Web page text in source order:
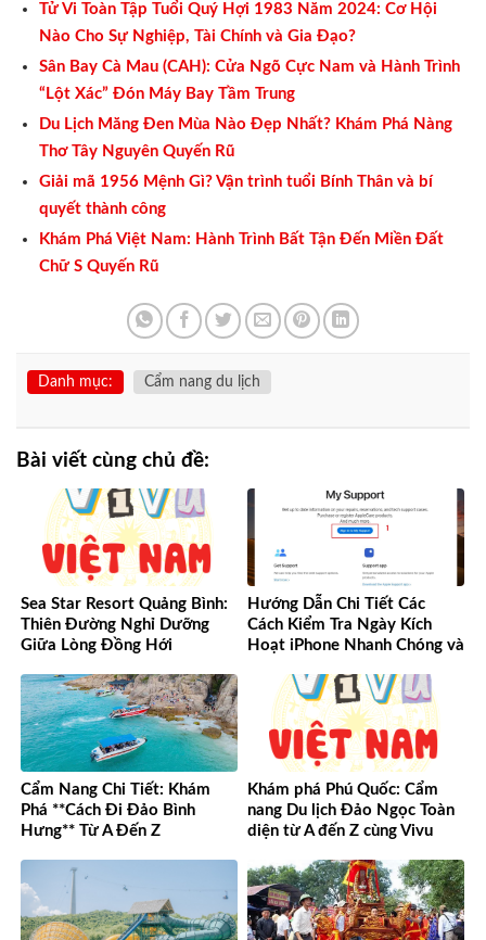
Tử Vi Toàn Tập Tuổi Quý Hợi 1983 Năm 2024: Cơ Hội
Nào Cho Sự Nghiệp, Tài Chính và Gia Đạo?
Sân Bay Cà Mau (CAH): Cửa Ngõ Cực Nam và Hành Trình
“Lột Xác” Đón Máy Bay Tầm Trung
Du Lịch Măng Đen Mùa Nào Đẹp Nhất? Khám Phá Nàng
Thơ Tây Nguyên Quyến Rũ
Giải mã 1956 Mệnh Gì? Vận trình tuổi Bính Thân và bí
quyết thành công
Khám Phá Việt Nam: Hành Trình Bất Tận Đến Miền Đất
Chữ S Quyến Rũ
Danh mục: Cẩm nang du lịch
Bài viết cùng chủ đề:
Sea Star Resort Quảng Bình:
Thiên Đường Nghỉ Dưỡng
Giữa Lòng Đồng Hới
Hướng Dẫn Chi Tiết Các
Cách Kiểm Tra Ngày Kích
Hoạt iPhone Nhanh Chóng và
Cẩm Nang Chi Tiết: Khám
Phá **Cách Đi Đảo Bình
Hưng** Từ A Đến Z
Khám phá Phú Quốc: Cẩm
nang Du lịch Đảo Ngọc Toàn
diện từ A đến Z cùng Vivu